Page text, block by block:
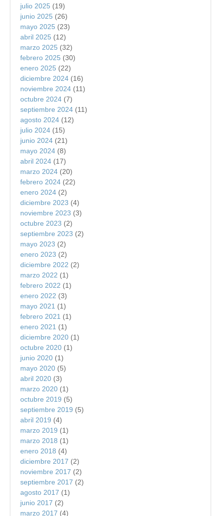
julio 2025 (19)
junio 2025 (26)
mayo 2025 (23)
abril 2025 (12)
marzo 2025 (32)
febrero 2025 (30)
enero 2025 (22)
diciembre 2024 (16)
noviembre 2024 (11)
octubre 2024 (7)
septiembre 2024 (11)
agosto 2024 (12)
julio 2024 (15)
junio 2024 (21)
mayo 2024 (8)
abril 2024 (17)
marzo 2024 (20)
febrero 2024 (22)
enero 2024 (2)
diciembre 2023 (4)
noviembre 2023 (3)
octubre 2023 (2)
septiembre 2023 (2)
mayo 2023 (2)
enero 2023 (2)
diciembre 2022 (2)
marzo 2022 (1)
febrero 2022 (1)
enero 2022 (3)
mayo 2021 (1)
febrero 2021 (1)
enero 2021 (1)
diciembre 2020 (1)
octubre 2020 (1)
junio 2020 (1)
mayo 2020 (5)
abril 2020 (3)
marzo 2020 (1)
octubre 2019 (5)
septiembre 2019 (5)
abril 2019 (4)
marzo 2019 (1)
marzo 2018 (1)
enero 2018 (4)
diciembre 2017 (2)
noviembre 2017 (2)
septiembre 2017 (2)
agosto 2017 (1)
junio 2017 (2)
marzo 2017 (4)